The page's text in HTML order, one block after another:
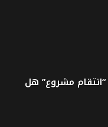
مشروع” هل